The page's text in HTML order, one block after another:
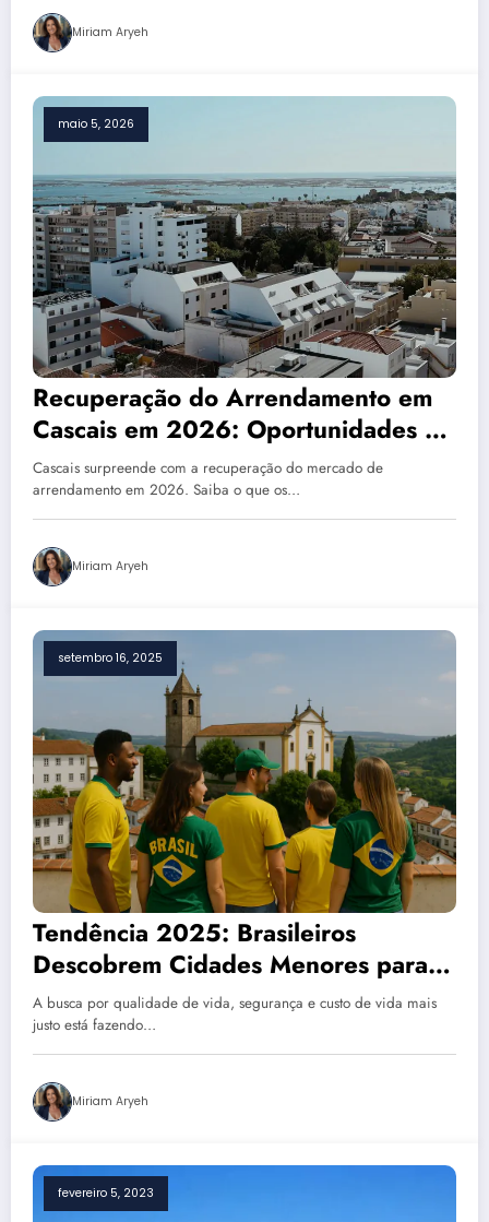
Miriam Aryeh
maio 5, 2026
Recuperação do Arrendamento em
Cascais em 2026: Oportunidades e
Desafios
Cascais surpreende com a recuperação do mercado de
arrendamento em 2026. Saiba o que os…
Miriam Aryeh
setembro 16, 2025
Tendência 2025: Brasileiros
Descobrem Cidades Menores para
Morar em Portugal
A busca por qualidade de vida, segurança e custo de vida mais
justo está fazendo…
Miriam Aryeh
fevereiro 5, 2023